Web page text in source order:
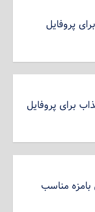
پروفایل
برای پروفایل
بامزه مناسب